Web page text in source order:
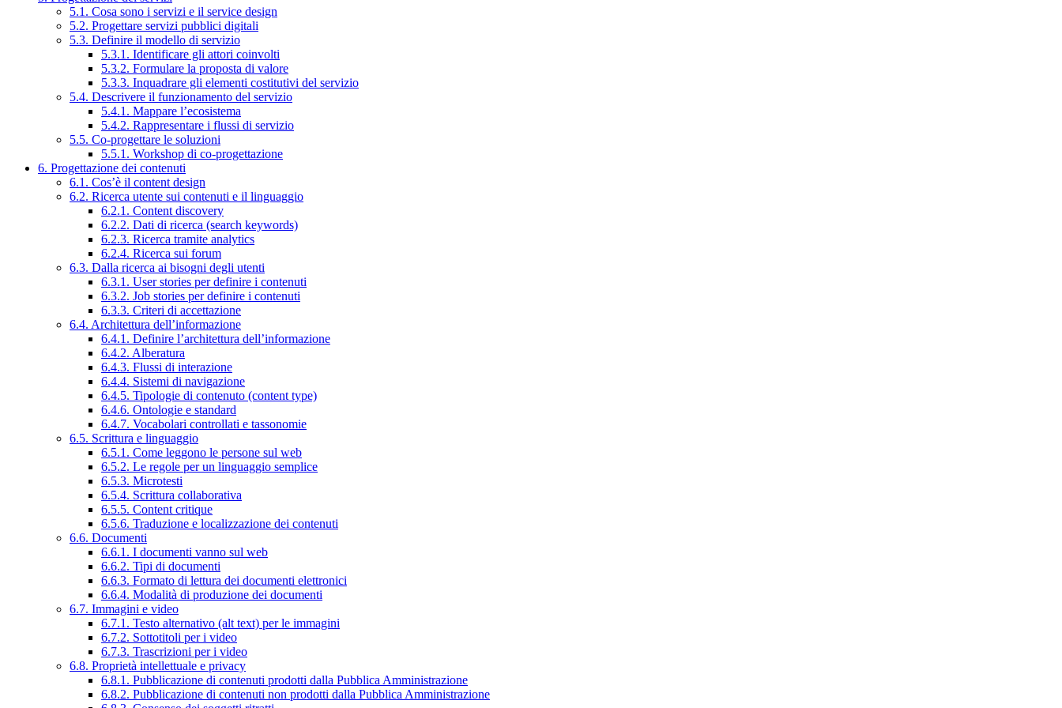
5.1. Cosa sono i servizi e il service design
5.2. Progettare servizi pubblici digitali
5.3. Definire il modello di servizio
5.3.1. Identificare gli attori coinvolti
5.3.2. Formulare la proposta di valore
5.3.3. Inquadrare gli elementi costitutivi del servizio
5.4. Descrivere il funzionamento del servizio
5.4.1. Mappare l’ecosistema
5.4.2. Rappresentare i flussi di servizio
5.5. Co-progettare le soluzioni
5.5.1. Workshop di co-progettazione
6. Progettazione dei contenuti
6.1. Cos’è il content design
6.2. Ricerca utente sui contenuti e il linguaggio
6.2.1. Content discovery
6.2.2. Dati di ricerca (search keywords)
6.2.3. Ricerca tramite analytics
6.2.4. Ricerca sui forum
6.3. Dalla ricerca ai bisogni degli utenti
6.3.1. User stories per definire i contenuti
6.3.2. Job stories per definire i contenuti
6.3.3. Criteri di accettazione
6.4. Architettura dell’informazione
6.4.1. Definire l’architettura dell’informazione
6.4.2. Alberatura
6.4.3. Flussi di interazione
6.4.4. Sistemi di navigazione
6.4.5. Tipologie di contenuto (content type)
6.4.6. Ontologie e standard
6.4.7. Vocabolari controllati e tassonomie
6.5. Scrittura e linguaggio
6.5.1. Come leggono le persone sul web
6.5.2. Le regole per un linguaggio semplice
6.5.3. Microtesti
6.5.4. Scrittura collaborativa
6.5.5. Content critique
6.5.6. Traduzione e localizzazione dei contenuti
6.6. Documenti
6.6.1. I documenti vanno sul web
6.6.2. Tipi di documenti
6.6.3. Formato di lettura dei documenti elettronici
6.6.4. Modalità di produzione dei documenti
6.7. Immagini e video
6.7.1. Testo alternativo (alt text) per le immagini
6.7.2. Sottotitoli per i video
6.7.3. Trascrizioni per i video
6.8. Proprietà intellettuale e privacy
6.8.1. Pubblicazione di contenuti prodotti dalla Pubblica Amministrazione
6.8.2. Pubblicazione di contenuti non prodotti dalla Pubblica Amministrazione